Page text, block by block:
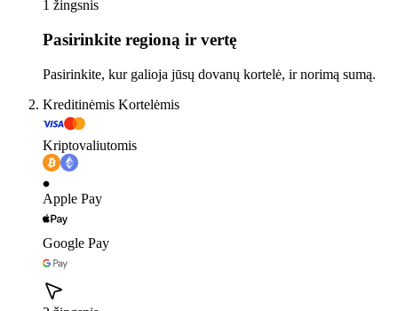
1 žingsnis
Pasirinkite regioną ir vertę
Pasirinkite, kur galioja jūsų dovanų kortelė, ir norimą sumą.
Kreditinėmis Kortelėmis
Kriptovaliutomis
Apple Pay
Google Pay